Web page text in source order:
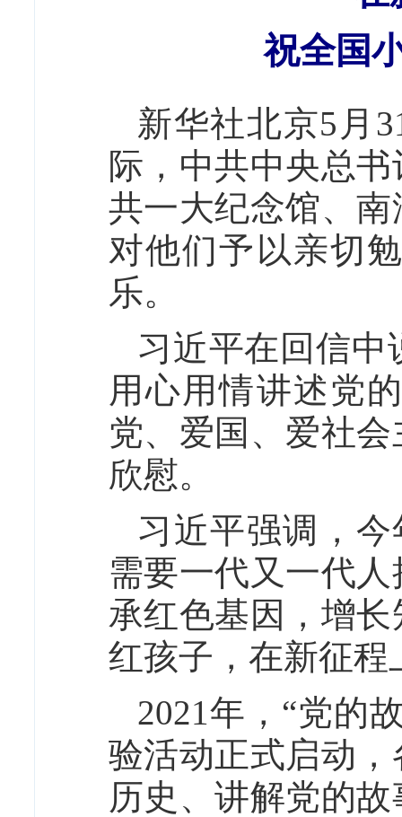
祝全国
新华社北京5月
际，中共中央总
共一大纪念馆、
对他们予以亲切
乐。
习近平在回信中
用心用情讲述党
党、爱国、爱社
欣慰。
习近平强调，
需要一代又一代
承红色基因，增
红孩子，在新征
2021年，“党的
验活动正式启动
历史、讲解党的